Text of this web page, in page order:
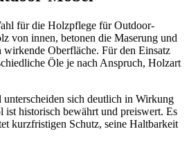
für die Holzpflege für Outdoor-
von innen, betonen die Maserung und
wirkende Oberfläche. Für den Einsatz
Öle je nach Anspruch, Holzart
sich deutlich in Wirkung
historisch bewährt und preiswert. Es
kurzfristigen Schutz, seine Haltbarkeit